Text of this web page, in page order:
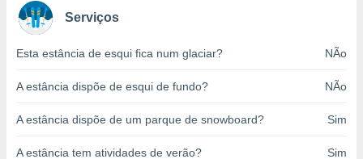
em “
na
Serviços
Esta estância de esqui fica num glaciar? NÃo
A estância dispõe de esqui de fundo? NÃo
A estância dispõe de um parque de snowboard? Sim
A estância tem atividades de verão? Sim